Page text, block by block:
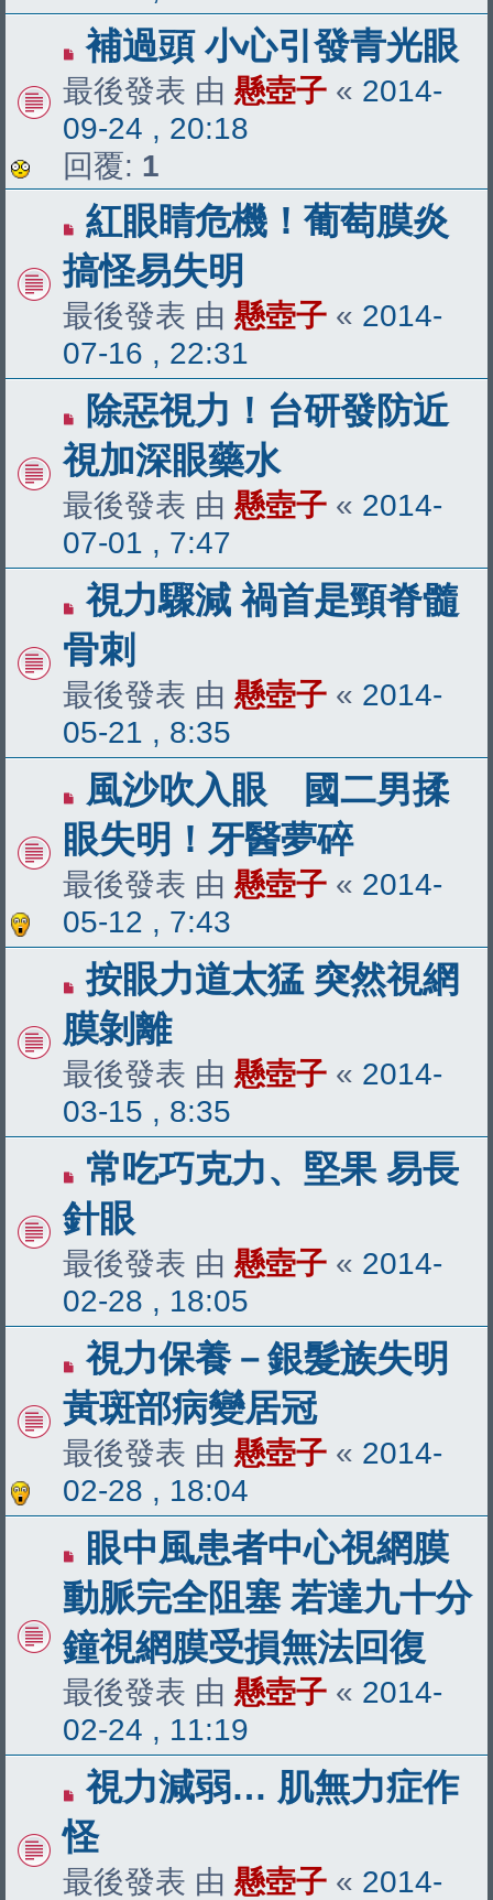
補過頭 小心引發青光眼
最後發表 由 懸壺子 « 2014-
09-24 , 20:18
回覆: 1
紅眼睛危機！葡萄膜炎
搞怪易失明
最後發表 由 懸壺子 « 2014-
07-16 , 22:31
除惡視力！台研發防近
視加深眼藥水
最後發表 由 懸壺子 « 2014-
07-01 , 7:47
視力驟減 禍首是頸脊髓
骨刺
最後發表 由 懸壺子 « 2014-
05-21 , 8:35
風沙吹入眼 國二男揉
眼失明！牙醫夢碎
最後發表 由 懸壺子 « 2014-
05-12 , 7:43
按眼力道太猛 突然視網
膜剝離
最後發表 由 懸壺子 « 2014-
03-15 , 8:35
常吃巧克力、堅果 易長
針眼
最後發表 由 懸壺子 « 2014-
02-28 , 18:05
視力保養－銀髮族失明
黃斑部病變居冠
最後發表 由 懸壺子 « 2014-
02-28 , 18:04
眼中風患者中心視網膜
動脈完全阻塞 若達九十分
鐘視網膜受損無法回復
最後發表 由 懸壺子 « 2014-
02-24 , 11:19
視力減弱… 肌無力症作
怪
最後發表 由 懸壺子 « 2014-